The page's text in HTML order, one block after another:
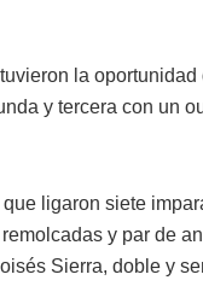
la
y tercera con un
ligaron siete
y par de
Sierra, doble y